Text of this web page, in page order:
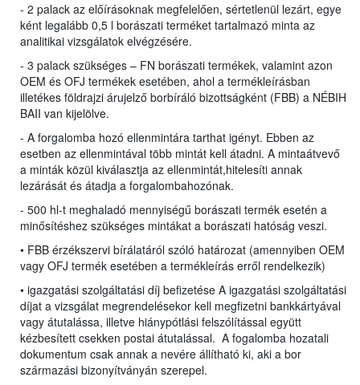
- 2 palack az előírásoknak megfelelően, sértetlenül lezárt, egye
ként legalább 0,5 l borászati terméket tartalmazó minta az
analitikai vizsgálatok elvégzésére.
- 3 palack szükséges – FN borászati termékek, valamint azon
OEM és OFJ termékek esetében, ahol a termékleírásban
illetékes földrajzi árujelző borbíráló bizottságként (FBB) a NÉBIH
BAII van kijelölve.
- A forgalomba hozó ellenmintára tarthat igényt. Ebben az
esetben az ellenmintával több mintát kell átadni. A mintaátvevő
a minták közül kiválasztja az ellenmintát,hitelesíti annak
lezárását és átadja a forgalombahozónak.
- 500 hl-t meghaladó mennyiségű borászati termék esetén a
minősítéshez szükséges mintákat a borászati hatóság veszi.
• FBB érzékszervi bírálatáról szóló határozat (amennyiben OEM
vagy OFJ termék esetében a termékleírás erről rendelkezik)
• igazgatási szolgáltatási díj befizetése A igazgatási szolgáltatási
díjat a vizsgálat megrendelésekor kell megfizetni bankkártyával
vagy átutalássa, illetve hiánypótlási felszólítással együtt
kézbesített csekken postai átutalással. A fogalomba hozatali
dokumentum csak annak a nevére állítható ki, aki a bor
származási bizonyítványán szerepel.